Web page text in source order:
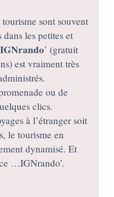
sont souvent
les petites et
IGNrando’ (gratuit
est vraiment très
ou de
clics.
à l’étranger soit
le tourisme en
dynamisé. Et
…IGNrando’.